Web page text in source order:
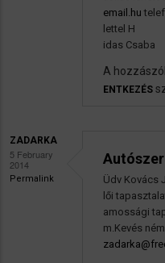
email.hu
lettel H
idas Csaba
A
ENTKEZÉS
ZADARKA
5 February
2014
Permalink
Üdv Kovács
lői
amossági
m.Kevés